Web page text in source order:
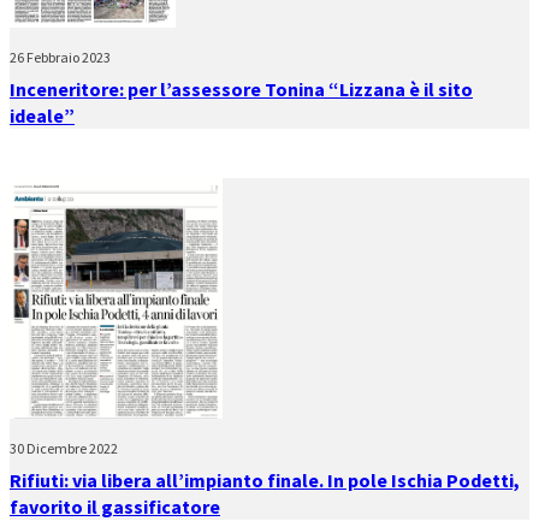
26 Febbraio 2023
Inceneritore: per l’assessore Tonina “Lizzana è il sito
ideale”
30 Dicembre 2022
Rifiuti: via libera all’impianto finale. In pole Ischia Podetti,
favorito il gassificatore